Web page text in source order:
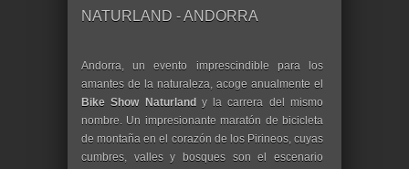
NATURLAND - ANDORRA
Andorra, un evento imprescindible para los
amantes de la naturaleza, acoge anualmente el
Bike Show Naturlandy la carrera del mismo
nombre. Un impresionante maratón de bicicleta
de montaña en el corazón de los Pirineos, cuyas
cumbres, valles y bosques son el escenario